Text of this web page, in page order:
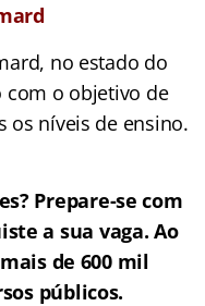
no estado do
com o objetivo de
os níveis de ensino.
Prepare-se com
a sua vaga. Ao
de 600 mil
públicos.